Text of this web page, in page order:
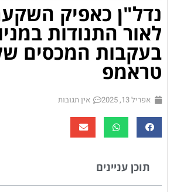
נדל"ן כאפיק
לאור התנודות
בעקבות המכסים
טראמפ
אפריל 13, 2025 אין תגובות
תוכן עניינים